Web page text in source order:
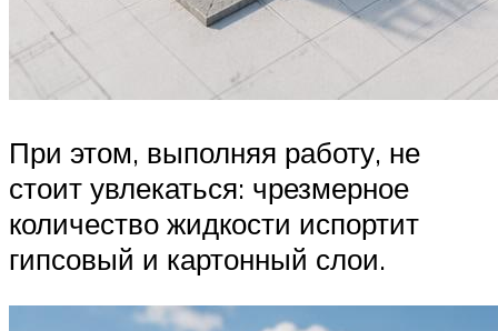
При этом, выполняя работу, не
стоит увлекаться: чрезмерное
количество жидкости испортит
гипсовый и картонный слои.